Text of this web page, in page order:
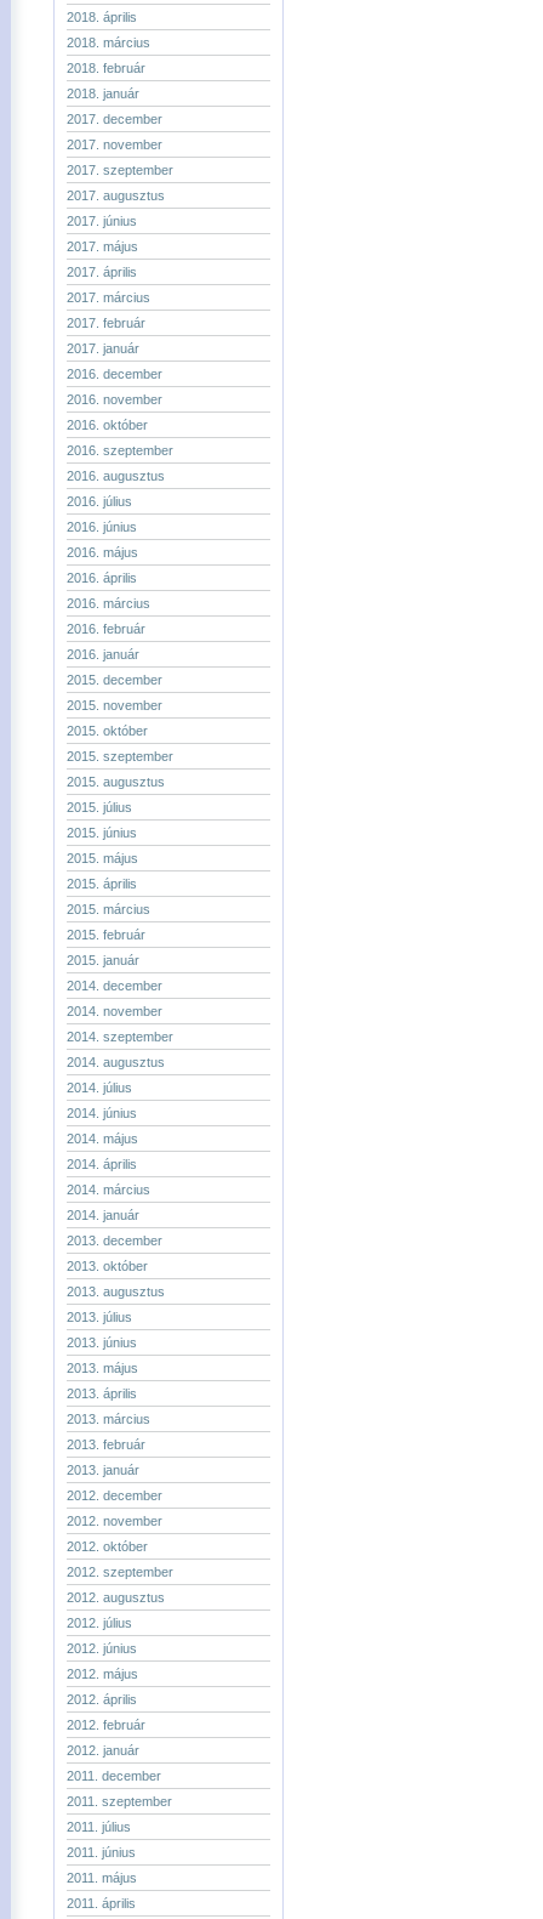
2018. április
2018. március
2018. február
2018. január
2017. december
2017. november
2017. szeptember
2017. augusztus
2017. június
2017. május
2017. április
2017. március
2017. február
2017. január
2016. december
2016. november
2016. október
2016. szeptember
2016. augusztus
2016. július
2016. június
2016. május
2016. április
2016. március
2016. február
2016. január
2015. december
2015. november
2015. október
2015. szeptember
2015. augusztus
2015. július
2015. június
2015. május
2015. április
2015. március
2015. február
2015. január
2014. december
2014. november
2014. szeptember
2014. augusztus
2014. július
2014. június
2014. május
2014. április
2014. március
2014. január
2013. december
2013. október
2013. augusztus
2013. július
2013. június
2013. május
2013. április
2013. március
2013. február
2013. január
2012. december
2012. november
2012. október
2012. szeptember
2012. augusztus
2012. július
2012. június
2012. május
2012. április
2012. február
2012. január
2011. december
2011. szeptember
2011. július
2011. június
2011. május
2011. április